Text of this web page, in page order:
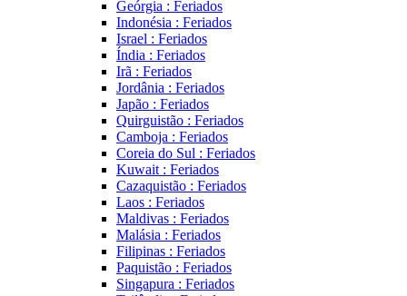
Geórgia : Feriados
Indonésia : Feriados
Israel : Feriados
Índia : Feriados
Irã : Feriados
Jordânia : Feriados
Japão : Feriados
Quirguistão : Feriados
Camboja : Feriados
Coreia do Sul : Feriados
Kuwait : Feriados
Cazaquistão : Feriados
Laos : Feriados
Maldivas : Feriados
Malásia : Feriados
Filipinas : Feriados
Paquistão : Feriados
Singapura : Feriados